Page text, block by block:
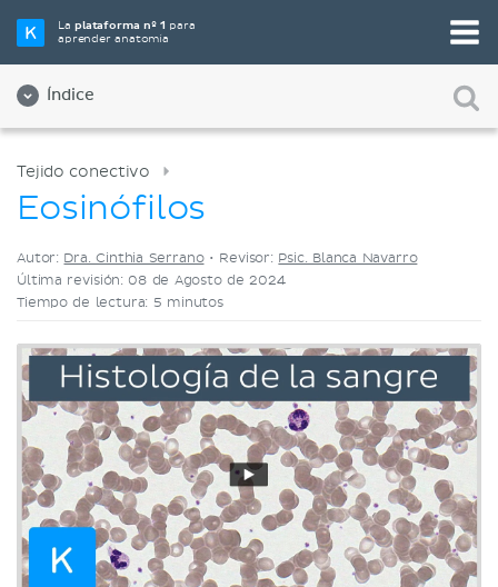
Laplataforma nº 1 para
aprender anatomía
Índice
Elige tu herramienta de estudio favorita
Videos
Tejido conectivo
Eosinófilos
Autor: Dra. Cinthia Serrano• Revisor: Psic. Blanca Navarro
Última revisión: 08 de Agosto de 2024
Tiempo de lectura: 5 minutos